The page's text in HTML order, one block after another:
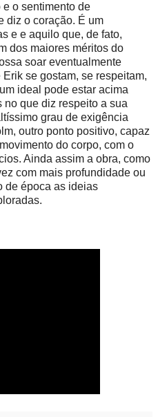
e o sentimento de
diz o coração. É um
e e aquilo que, de fato,
dos maiores méritos do
soar eventualmente
se gostam, se respeitam,
ideal pode estar acima
que diz respeito a sua
grau de exigência
outro ponto positivo, capaz
do corpo, com o
Ainda assim a obra, como
com mais profundidade ou
de época as ideias